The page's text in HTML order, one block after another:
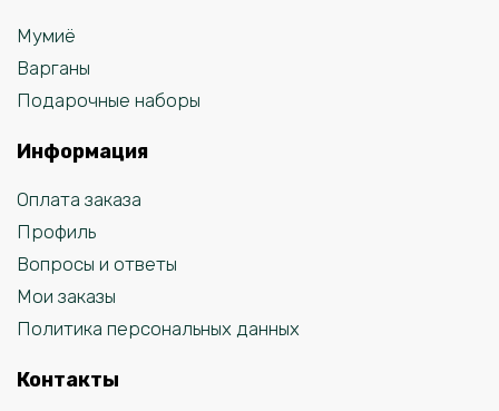
Мумиё
Варганы
Подарочные наборы
Информация
Оплата заказа
Профиль
Вопросы и ответы
Мои заказы
Политика персональных данных
Контакты